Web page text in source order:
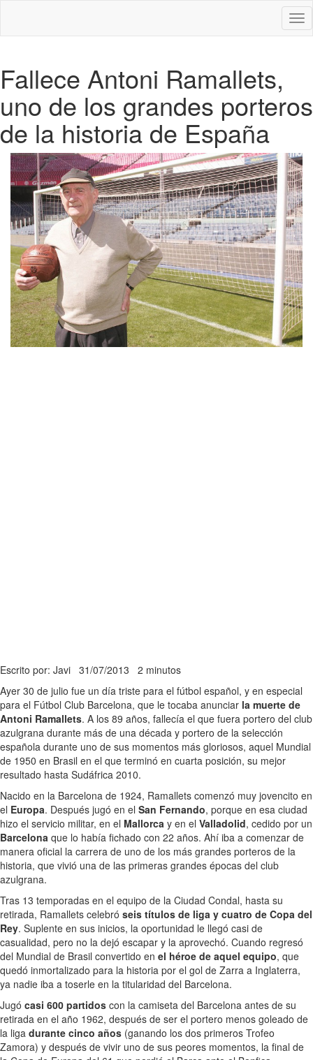
Fallece Antoni Ramallets,
uno de los grandes porteros
de la historia de España
Escrito por: Javi 31/07/2013 2 minutos
Ayer 30 de julio fue un día triste para el fútbol español, y en especial
para el Fútbol Club Barcelona, que le tocaba anunciar la muerte de
Antoni Ramallets. A los 89 años, fallecía el que fuera portero del club
azulgrana durante más de una década y portero de la selección
española durante uno de sus momentos más gloriosos, aquel Mundial
de 1950 en Brasil en el que terminó en cuarta posición, su mejor
resultado hasta Sudáfrica 2010.
Nacido en la Barcelona de 1924, Ramallets comenzó muy jovencito en
el Europa. Después jugó en el San Fernando, porque en esa ciudad
hizo el servicio militar, en el Mallorca y en el Valladolid, cedido por un
Barcelona que lo había fichado con 22 años. Ahí iba a comenzar de
manera oficial la carrera de uno de los más grandes porteros de la
historia, que vivió una de las primeras grandes épocas del club
azulgrana.
Tras 13 temporadas en el equipo de la Ciudad Condal, hasta su
retirada, Ramallets celebró seis títulos de liga y cuatro de Copa del
Rey. Suplente en sus inicios, la oportunidad le llegó casi de
casualidad, pero no la dejó escapar y la aprovechó. Cuando regresó
del Mundial de Brasil convertido en el héroe de aquel equipo, que
quedó inmortalizado para la historia por el gol de Zarra a Inglaterra,
ya nadie iba a toserle en la titularidad del Barcelona.
Jugó casi 600 partidos con la camiseta del Barcelona antes de su
retirada en el año 1962, después de ser el portero menos goleado de
la liga durante cinco años (ganando los dos primeros Trofeo
Zamora) y después de vivir uno de sus peores momentos, la final de